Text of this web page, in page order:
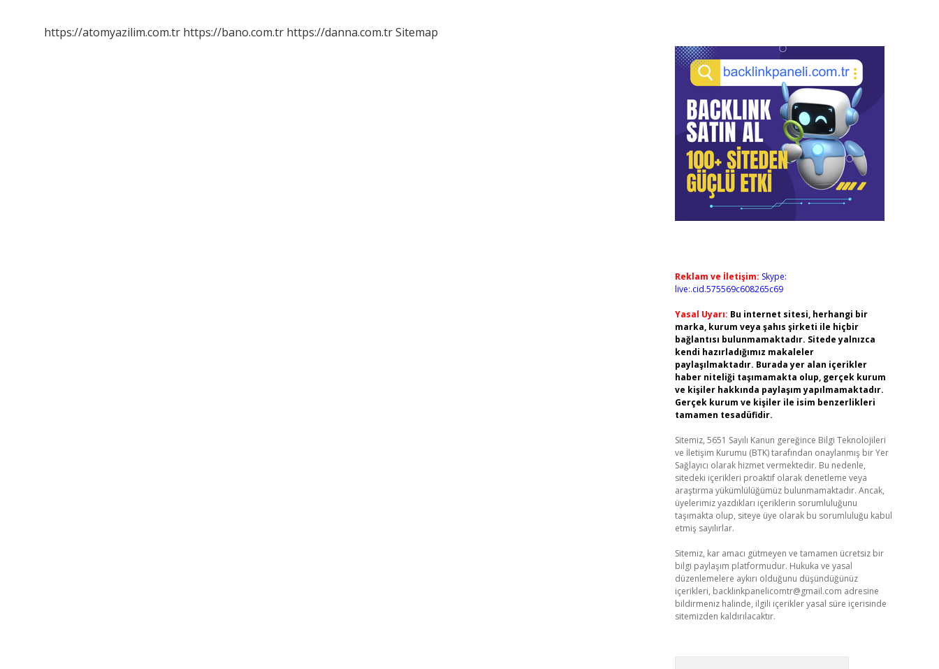
https://atomyazilim.com.tr https://bano.com.tr https://danna.com.trSitemap
Reklam ve İletişim: Skype:
live:.cid.575569c608265c69
Yasal Uyarı: Bu internet sitesi, herhangi bir
marka, kurum veya şahıs şirketi ile hiçbir
bağlantısı bulunmamaktadır. Sitede yalnızca
kendi hazırladığımız makaleler
paylaşılmaktadır. Burada yer alan içerikler
haber niteliği taşımamakta olup, gerçek kurum
ve kişiler hakkında paylaşım yapılmamaktadır.
Gerçek kurum ve kişiler ile isim benzerlikleri
tamamen tesadüfidir.
Sitemiz, 5651 Sayılı Kanun gereğince Bilgi Teknolojileri
ve İletişim Kurumu (BTK) tarafından onaylanmış bir Yer
Sağlayıcı olarak hizmet vermektedir. Bu nedenle,
sitedeki içerikleri proaktif olarak denetleme veya
araştırma yükümlülüğümüz bulunmamaktadır. Ancak,
üyelerimiz yazdıkları içeriklerin sorumluluğunu
taşımakta olup, siteye üye olarak bu sorumluluğu kabul
etmiş sayılırlar.
Sitemiz, kar amacı gütmeyen ve tamamen ücretsiz bir
bilgi paylaşım platformudur. Hukuka ve yasal
düzenlemelere aykırı olduğunu düşündüğünüz
içerikleri, backlinkpanelicomtr@gmail.com adresine
bildirmeniz halinde, ilgili içerikler yasal süre içerisinde
sitemizden kaldırılacaktır.